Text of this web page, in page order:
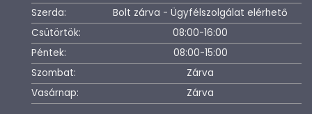
Szerda:
Bolt zárva - Ügyfélszolgálat elérhető
Csütörtök:
08:00-16:00
Péntek:
08:00-15:00
Szombat:
Zárva
Vasárnap:
Zárva